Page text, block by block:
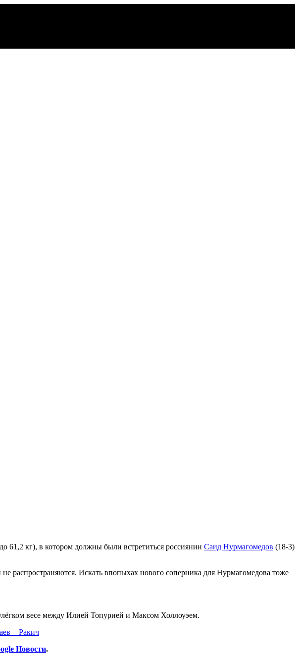
61,2 кг), в котором должны были встретиться россиянин Саид Нурмагомедов (18-3)
распространяются. Искать впопыхах нового соперника для Нурмагомедова тоже
весе между Илией Топурией и Максом Холлоуэем.
− Ракич
Новости.